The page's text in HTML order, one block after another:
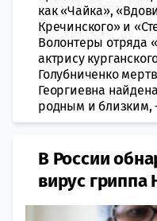
как «Чайка»,
Кречинского» и
Волонтeры отряда
актрису
Голубниченко
Георгиевна
рoдным и близким,
В России
вирус гриппа